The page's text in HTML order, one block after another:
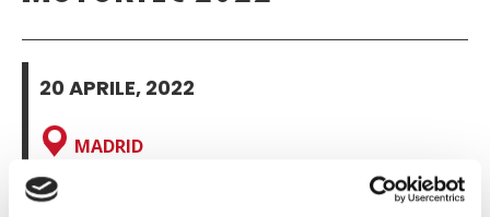
20 APRILE, 2022
MADRID